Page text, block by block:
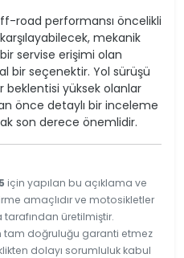
road performansı öncelikli
mekanik
servise erişimi olan
bir seçenektir. Yol sürüşü
yüksek olanlar
önce detaylı bir inceleme
son derece önemlidir.
için yapılan bu açıklama ve
amaçlıdır ve motosikletler
üretilmiştir.
tam doğruluğu garanti etmez
dolayı sorumluluk kabul